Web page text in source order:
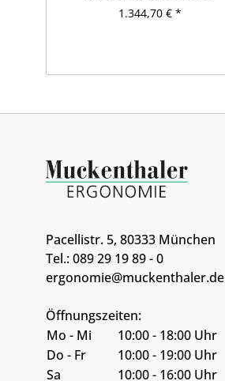
1.344,70 € *
Pacellistr. 5, 80333 München
Tel.: 089 29 19 89 - 0
ergonomie@muckenthaler.de
Öffnungszeiten:
Mo - Mi
10:00 - 18:00 Uhr
Do - Fr
10:00 - 19:00 Uhr
Sa
10:00 - 16:00 Uhr